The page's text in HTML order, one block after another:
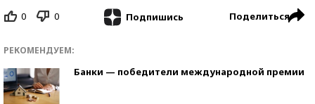
0 0 Подпишись Поделиться
РЕКОМЕНДУЕМ:
Банки — победители международной премии